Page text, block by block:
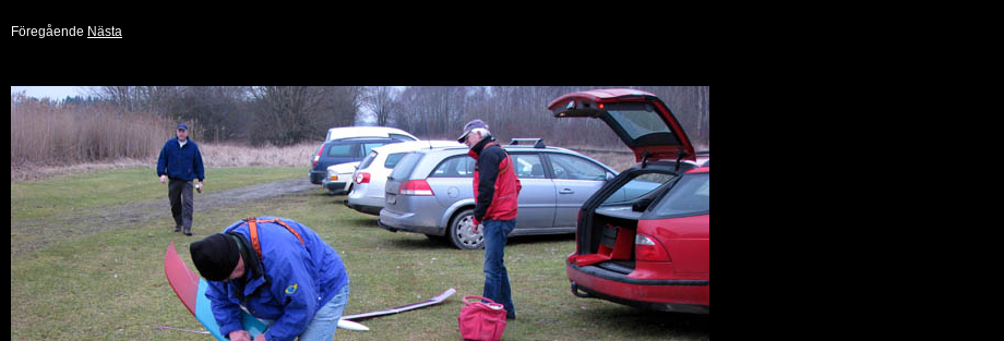
Föregående Nästa